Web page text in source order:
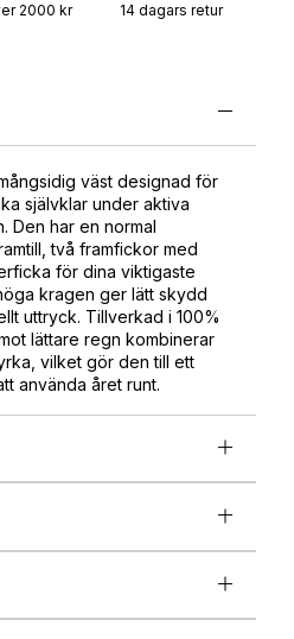
2000 kr 14 dagars retur
väst designad för
självklar under aktiva
Den har en normal
två framfickor med
för dina viktigaste
kragen ger lätt skydd
uttryck. Tillverkad i 100%
lättare regn kombinerar
vilket gör den till ett
använda året runt.